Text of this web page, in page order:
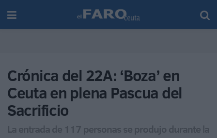
Crónica del 22A: ‘Boza’ en
Ceuta en plena Pascua del
Sacrificio
La entrada de 117 personas se produjo durante la